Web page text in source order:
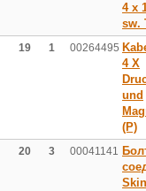
4 x
sw.
19 1 00264495
4 X
und
(P)
20 3 00041141